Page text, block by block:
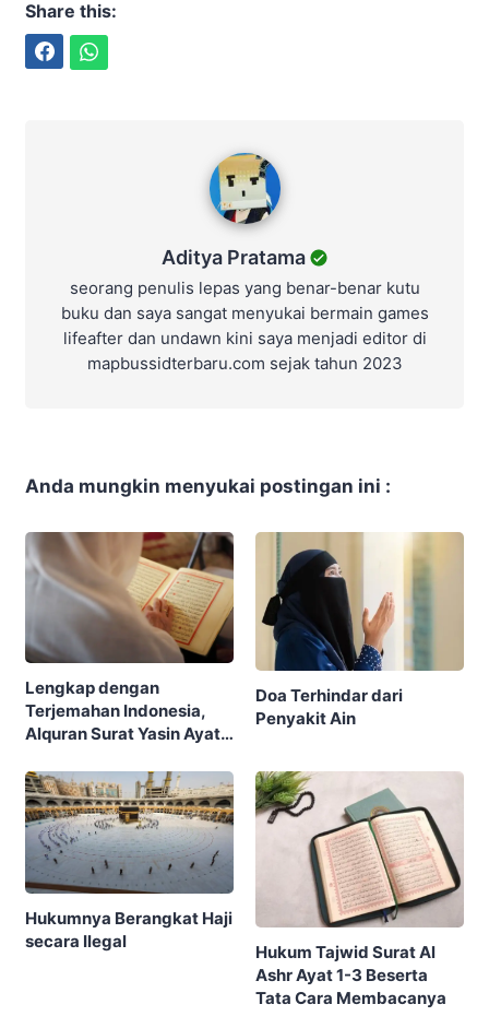
Share this:
Aditya Pratama
seorang penulis lepas yang benar-benar kutu
buku dan saya sangat menyukai bermain games
lifeafter dan undawn kini saya menjadi editor di
mapbussidterbaru.com sejak tahun 2023
Anda mungkin menyukai postingan ini :
Lengkap dengan
Terjemahan Indonesia,
Alquran Surat Yasin Ayat
Doa Terhindar dari
Penyakit Ain
Hukumnya Berangkat Haji
secara Ilegal
Hukum Tajwid Surat Al
Ashr Ayat 1-3 Beserta
Tata Cara Membacanya